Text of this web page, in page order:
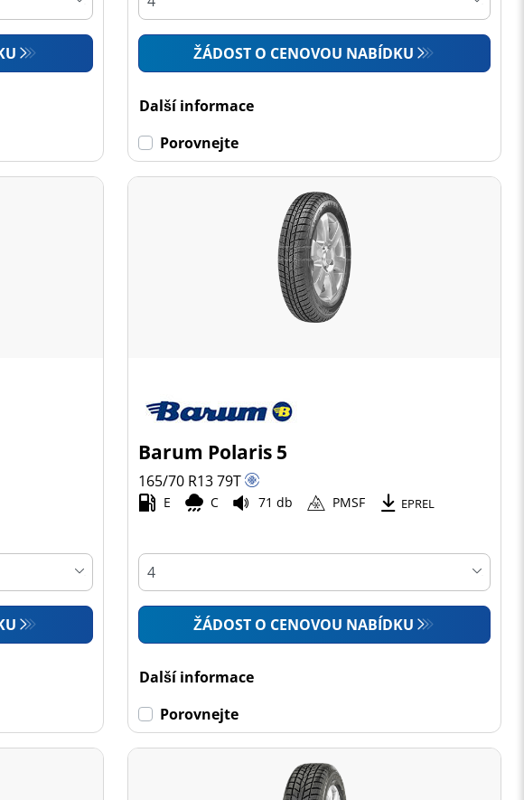
ŽÁDOST O CENOVOU NABÍDKU
Další informace
Porovnejte
Barum Polaris 5
165/70 R1379T
E C 71 db PMSF EPREL
ŽÁDOST O CENOVOU NABÍDKU
Další informace
Porovnejte